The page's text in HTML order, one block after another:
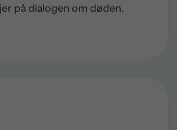
på dialogen om døden.